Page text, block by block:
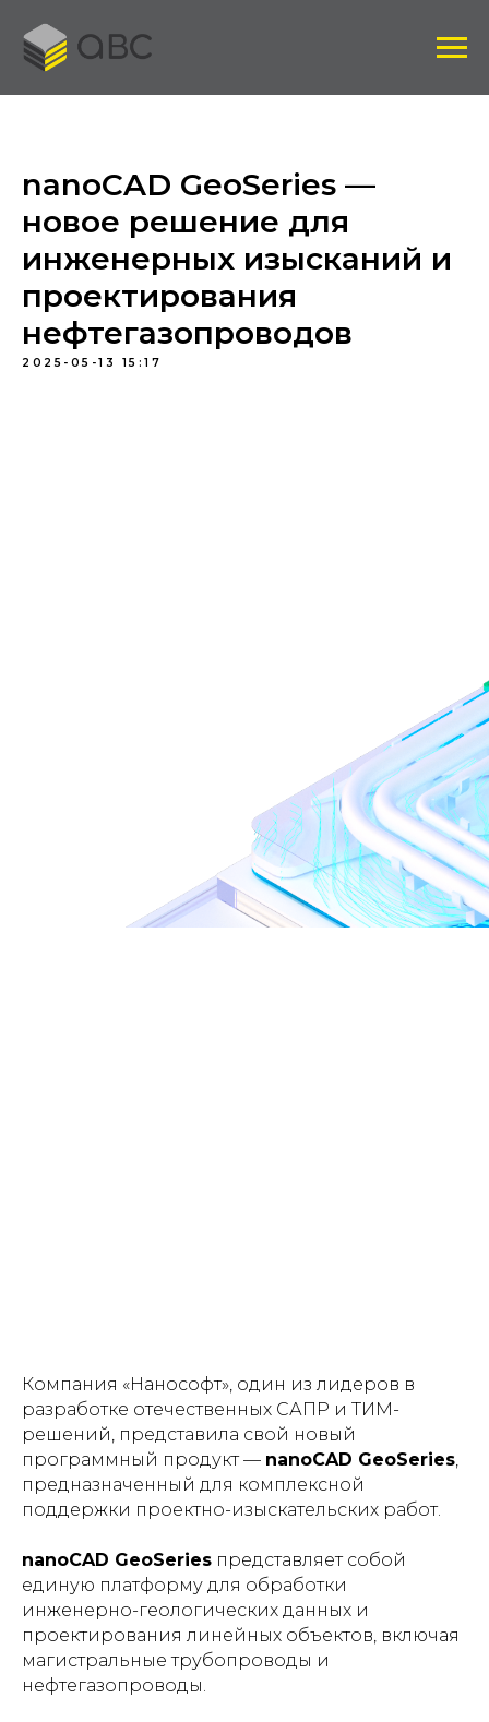
nanoCAD GeoSeries —
новое решение для
инженерных изысканий и
проектирования
нефтегазопроводов
2025-05-13 15:17
Компания «Нанософт», один из лидеров в
разработке отечественных САПР и ТИМ-
решений, представила свой новый
программный продукт — nanoCAD GeoSeries,
предназначенный для комплексной
поддержки проектно-изыскательских работ.
nanoCAD GeoSeries представляет собой
единую платформу для обработки
инженерно-геологических данных и
проектирования линейных объектов, включая
магистральные трубопроводы и
нефтегазопроводы.